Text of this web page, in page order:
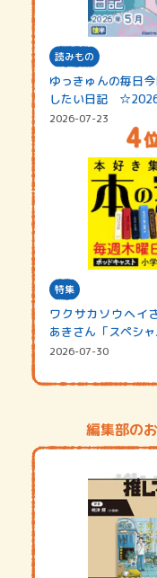
読みもの
ゆっきゅんの毎日
したい日記
2026-07-23
特集
ワクサカソウヘイ
あきさん「スペシ
ドキャスト…
2026-07-30
編集部の